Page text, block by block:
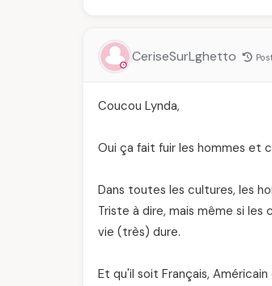
CeriseSurLghetto
Coucou Lynda,
Oui ça fait fuir les hommes et
Dans toutes les cultures, les
Triste à dire, mais même si
vie (très) dure.
Et qu'il soit Français,